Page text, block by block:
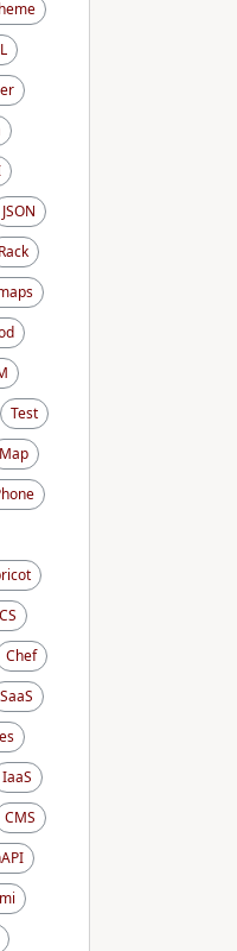
JSON
Rack
Test
Map
Chef
SaaS
IaaS
CMS